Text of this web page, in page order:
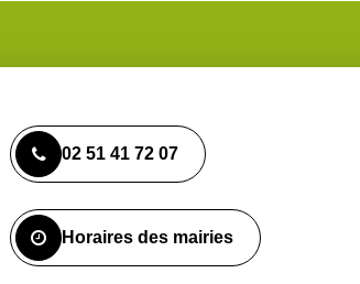
02 51 41 72 07
Horaires des mairies